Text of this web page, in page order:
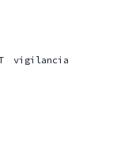
vigilancia